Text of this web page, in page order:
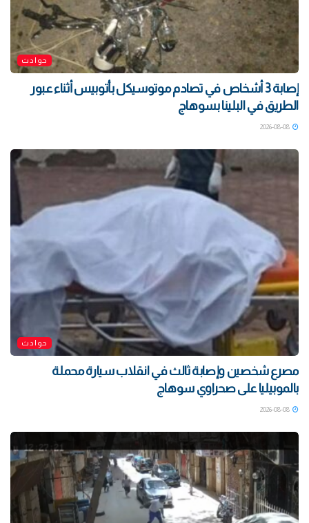
حوادث
إصابة 3 أشخاص في تصادم موتوسيكل بأتوبيس أثناء عبور
الطريق في البلينا بسوهاج
حوادث
مصرع شخصين وإصابة ثالث في انقلاب سيارة محملة
بالموبيليا على صحراوي سوهاج